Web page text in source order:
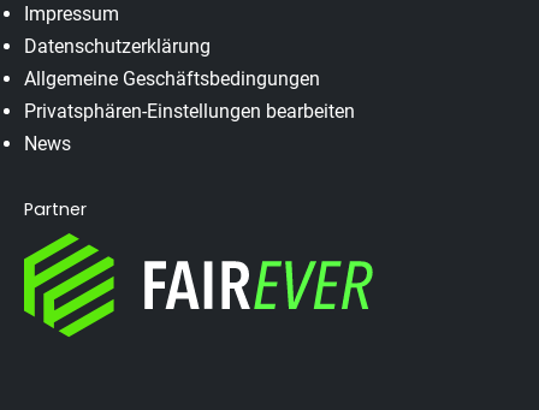
Impressum
Datenschutzerklärung
Allgemeine Geschäftsbedingungen
Privatsphären-Einstellungen bearbeiten
News
Partner